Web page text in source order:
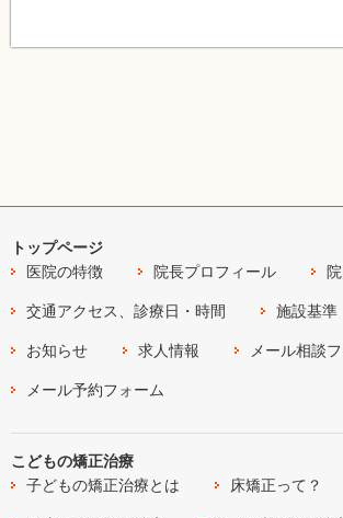
トップページ
医院の特徴
院長プロフィール
交通アクセス、診療日・時間 施設基準
お知らせ 求人情報 メール相談
メール予約フォーム
こどもの矯正治療
子どもの矯正治療とは
床矯正って？